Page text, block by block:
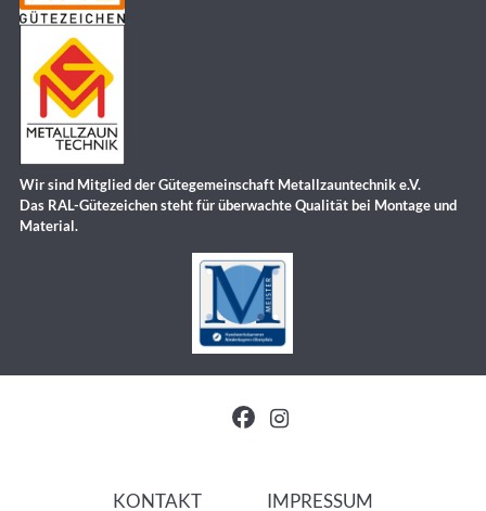
Wir sind Mitglied der Gütegemeinschaft Metallzauntechnik e.V.
Das RAL-Gütezeichen steht für überwachte Qualität bei Montage und
Material.
 
KONTAKT IMPRESSUM